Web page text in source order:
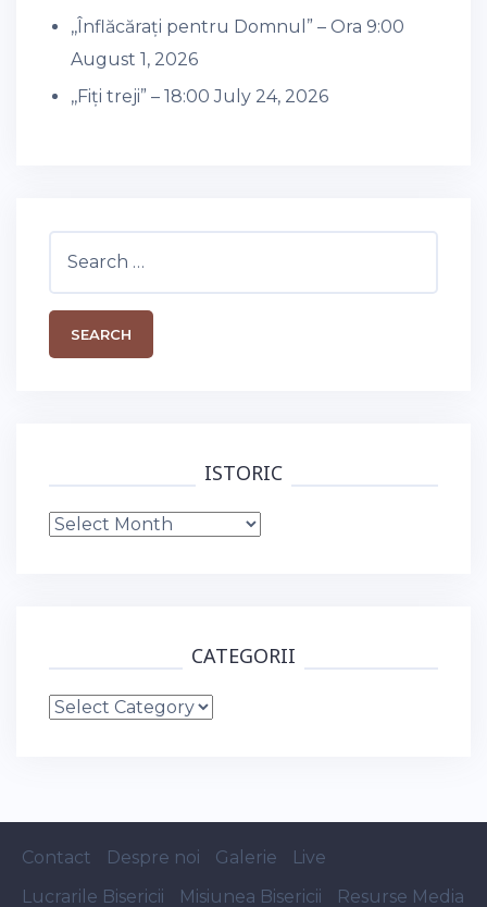
,,Înflăcărați pentru Domnul” – Ora 9:00
August 1, 2026
,,Fiți treji” – 18:00 July 24, 2026
ISTORIC
Istoric
CATEGORII
Categorii
Contact Despre noi Galerie
Live
Lucrarile Bisericii
Misiunea Bisericii Resurse Media